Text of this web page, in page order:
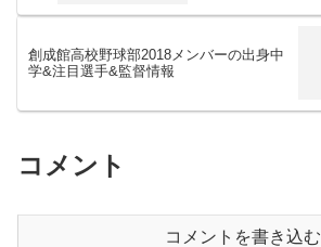
創成館高校野球部2018メンバーの出身中
学&注目選手&監督情報
コメント
コメントを書き込む